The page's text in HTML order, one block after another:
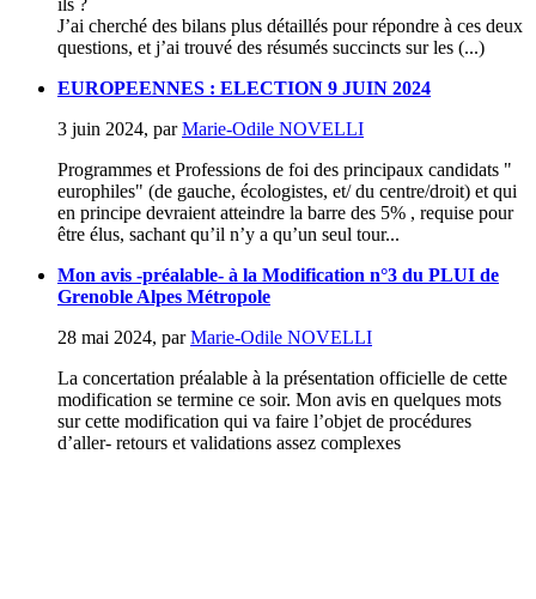
J’ai cherché des bilans plus détaillés pour répondre à ces deux
questions, et j’ai trouvé des résumés succincts sur les (...)
EUROPEENNES : ELECTION 9 JUIN 2024
3 juin 2024, parMarie-Odile NOVELLI
Programmes et Professions de foi des principaux candidats "
europhiles" (de gauche, écologistes, et/ du centre/droit) et qui
en principe devraient atteindre la barre des 5% , requise pour
être élus, sachant qu’il n’y a qu’un seul tour...
Mon avis -préalable- à la Modification n°3 du PLUI de
Grenoble Alpes Métropole
28 mai 2024, parMarie-Odile NOVELLI
La concertation préalable à la présentation officielle de cette
modification se termine ce soir. Mon avis en quelques mots
sur cette modification qui va faire l’objet de procédures
d’aller- retours et validations assez complexes